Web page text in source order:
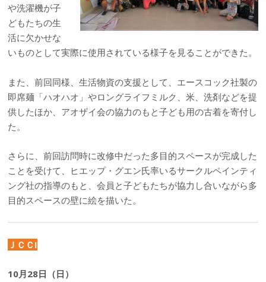
や洗濯機が子
どもたちの生
活に欠かせな
いものとして実際に使用されている様子を見ることができた。
また、前回同様、生活物資の支援として、エースコック社製の
即席麺「ハオハオ」やロングライフミルク、米、洗剤などを提
供したほか、アオザイ会の協力のもと子ども用の古着を寄付し
た。
さらに、前回訪問時に改修中だった多目的スペースが完成した
ことを受けて、ヒエップ・グエン氏率いるサークルペインティ
ング社の指導のもと、会員と子どもたちが協力し合いながら多
目的スペースの壁に絵を描いた。
ＪＣＣI
10月28日（日）